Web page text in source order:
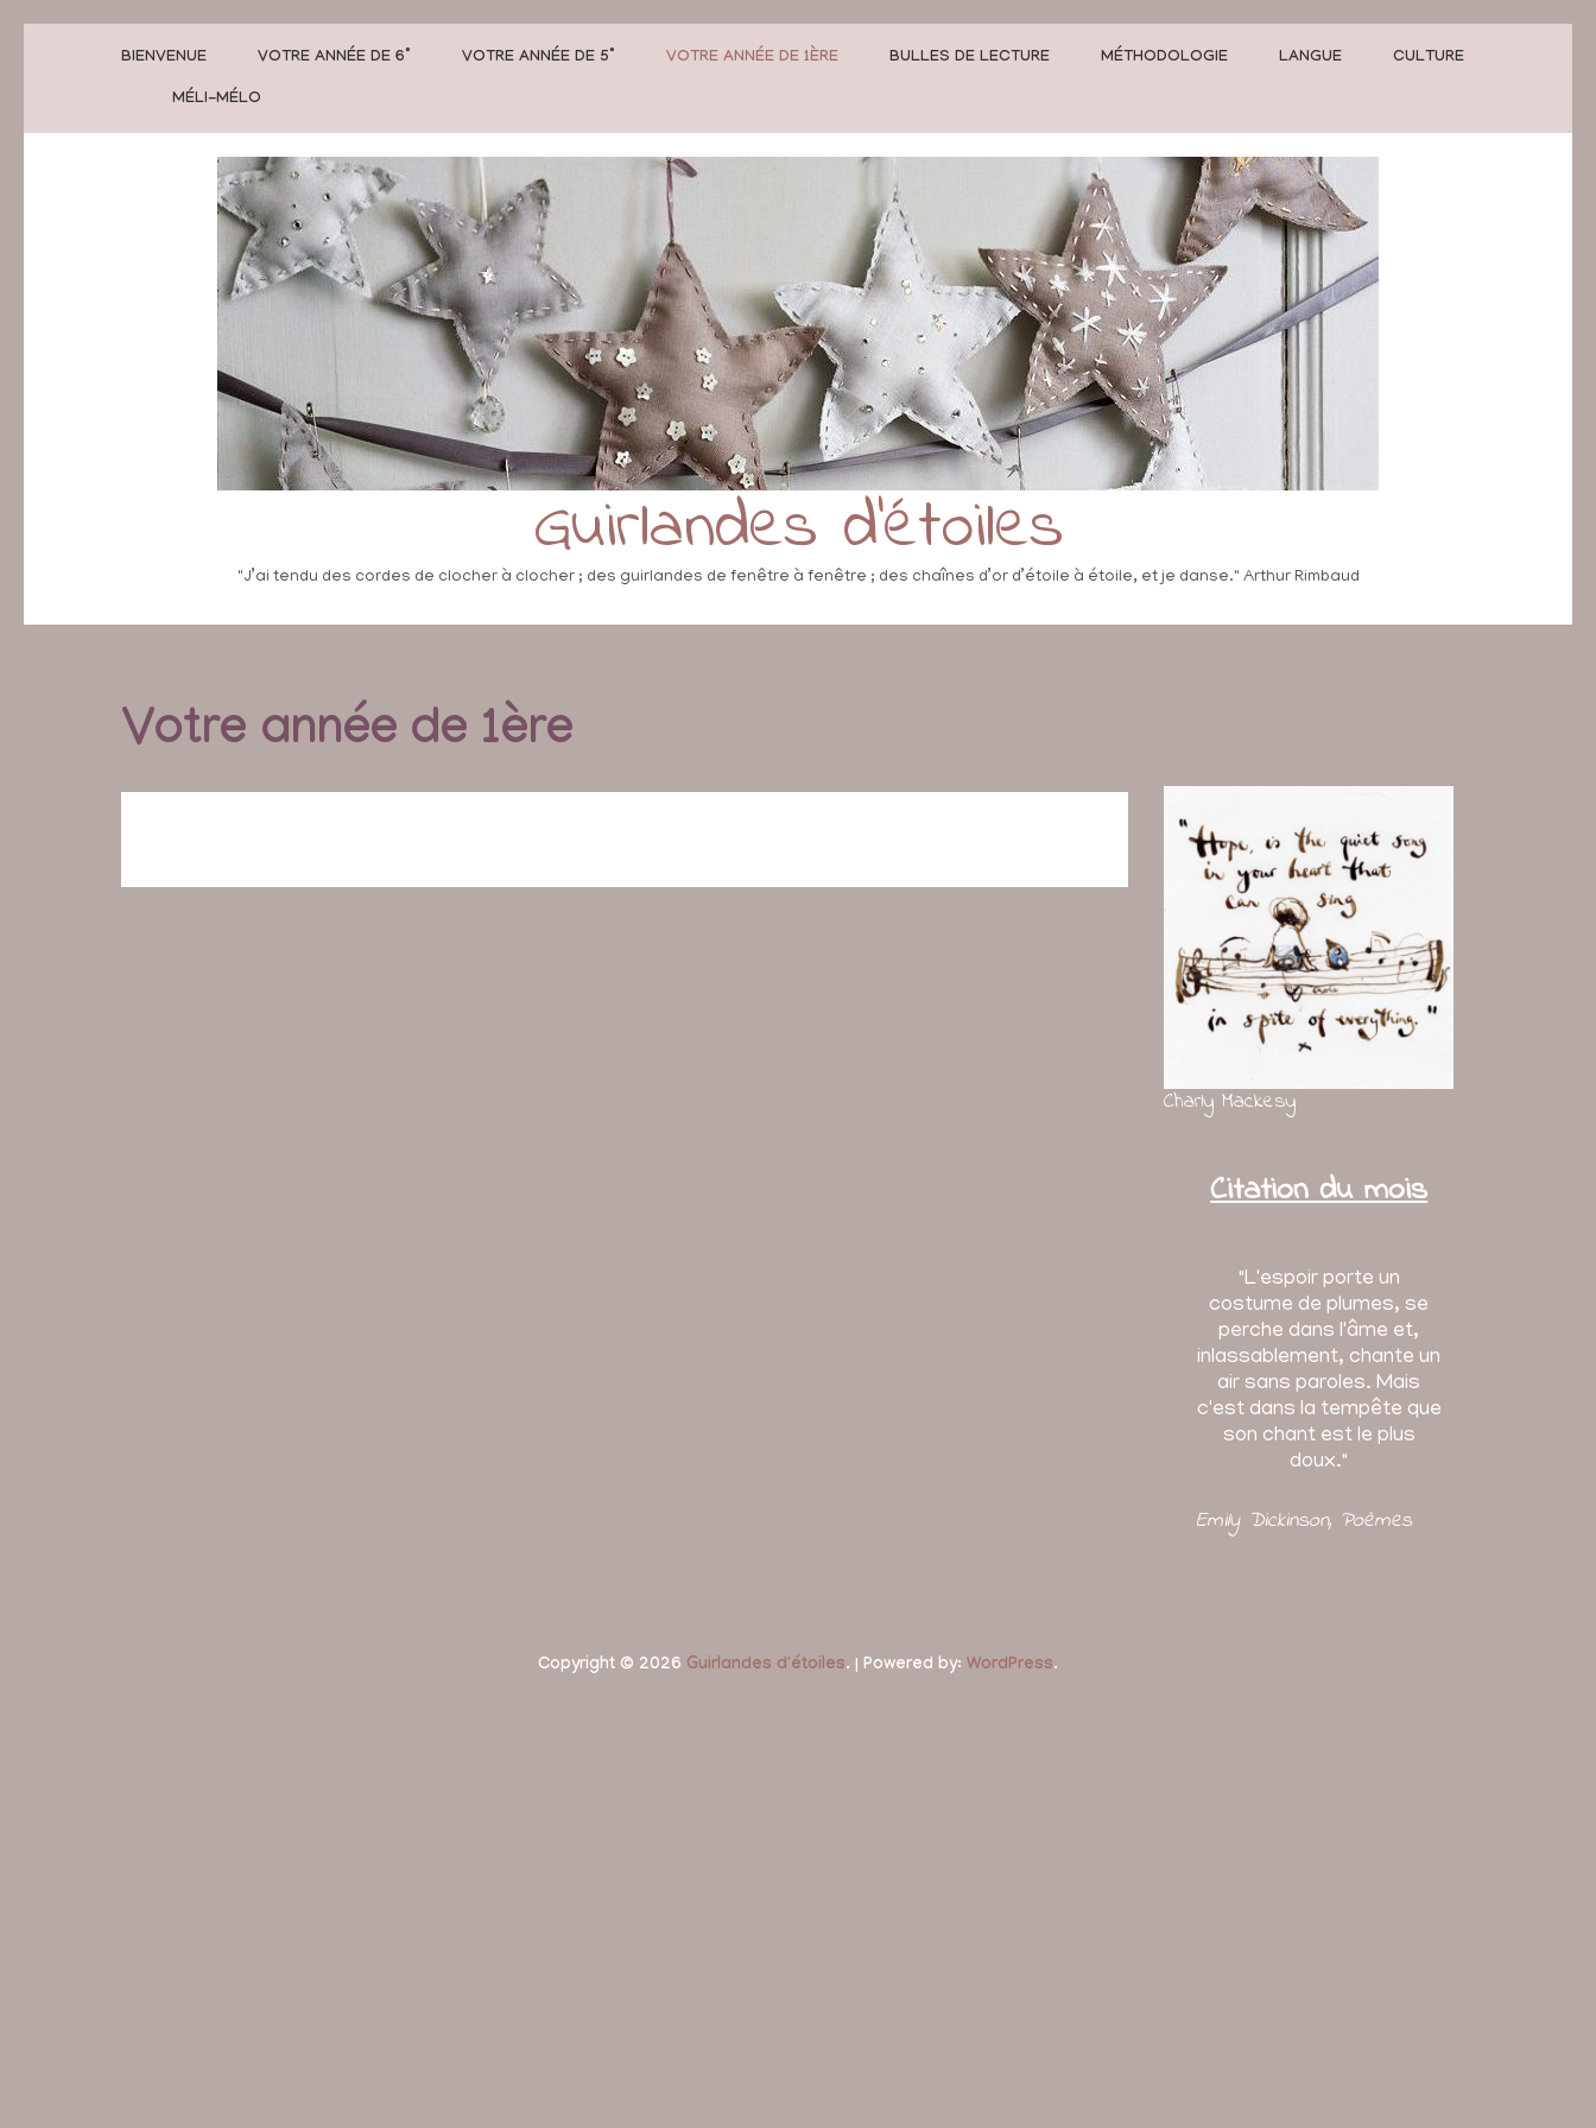
BIENVENUE VOTRE ANNÉE DE 6° VOTRE ANNÉE DE 5° VOTRE ANNÉE DE 1ÈRE BULLES DE LECTURE MÉTHODOLOGIE LANGUE CULTURE
MÉLI-MÉLO
Guirlandes d’étoiles
"J’ai tendu des cordes de clocher à clocher ; des guirlandes de fenêtre à fenêtre ; des chaînes d’or d’étoile à étoile, et je danse." Arthur Rimbaud
Votre année de 1ère
Charly Mackesy
Citation du mois
"L'espoir porte un
costume de plumes, se
perche dans l'âme et,
inlassablement, chante un
air sans paroles. Mais
c'est dans la tempête que
son chant est le plus
doux."
Emily Dickinson, Poèmes
Copyright © 2026 Guirlandes d'étoiles. | Powered by: WordPress.